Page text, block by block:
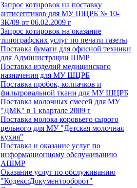
Запрос котировок на поставку
антисептиков для МУ ШЦРБ № 10-
ЗК/09 от 06.02.2009 г
Запрос котировок на оказание
типографских услуг по печати газеты
Поставка бумаги для офисной техники
для Администрации ШМР
Поставка изделий медицинского
назначения для МУ ШЦРБ
Поставка пробок, колпачков и
фильтровальной ткани для МУ ШЦРБ
Поставка молочных смесей для МУ
"ДМК" в 1 квартале 2009 г
Поставка молока коровьего сырого
цельного для МУ "Детская молочная
кухня"
Поставка и оказание услуг по
информационному обслуживанию
АШМР
Оказание услуг по обслуживанию
"Кодекс:Документооборот"